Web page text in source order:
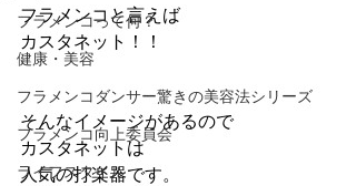
フラメンコって何？
健康・美容
フラメンコダンサー驚きの美容法シリーズ
フラメンコ向上委員会
ライフスタイル
フラメンコと言えば
カスタネット！！
そんなイメージがあるので
カスタネットは
人気の打楽器です。